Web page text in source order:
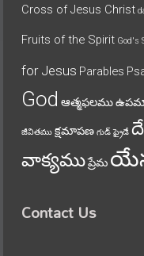
Cross of Jesus Christ
Fruits of the Spirit God's
for Jesus Parables
God ఆత్మఫలము
జీవితము క్షమాపణ గుడ్ ఫ్రైడే
వాక్యముప్రేమ
Contact Us